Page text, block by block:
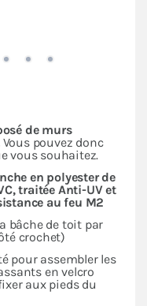
de murs
Vous pouvez donc
vous souhaitez.
en polyester de
traitée Anti-UV et
au feu M2
bâche de toit par
crochet)
pour assembler les
en velcro
aux pieds du